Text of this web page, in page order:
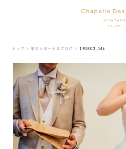
トップ ＞ 挙式レポート＆ブログ ＞ 190803_446